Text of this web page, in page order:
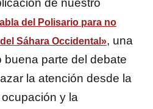
de nuestro
del Polisario para no
Sáhara Occidental», una
buena parte del debate
la atención desde la
y la